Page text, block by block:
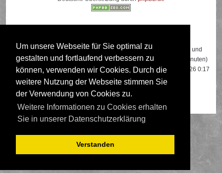
Um unsere Webseite für Sie optimal zu
gestalten und fortlaufend verbessern zu
können, verwenden wir Cookies. Durch die
weitere Nutzung der Webseite stimmen Sie
der Verwendung von Cookies zu.
Weitere Informationen zu Cookies erhalten
Sie in unserer Datenschutzerklärung
Verstanden
Insgesamt sind667Besucher online: 2 registrierte, 0 unsichtbare und
665 Gäste (basierend auf den aktiven Besuchern der letzten 5 Minuten)
Der Besucherrekord liegt bei22108Besuchern, die am 13.04.2026 0:17
gleichzeitig online waren.
Google [Bot]